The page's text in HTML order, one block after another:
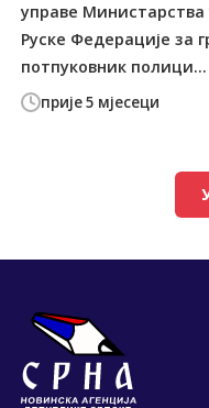
прије 5 мјесеци
управе
Руске Федерације за
потпуковник полици...